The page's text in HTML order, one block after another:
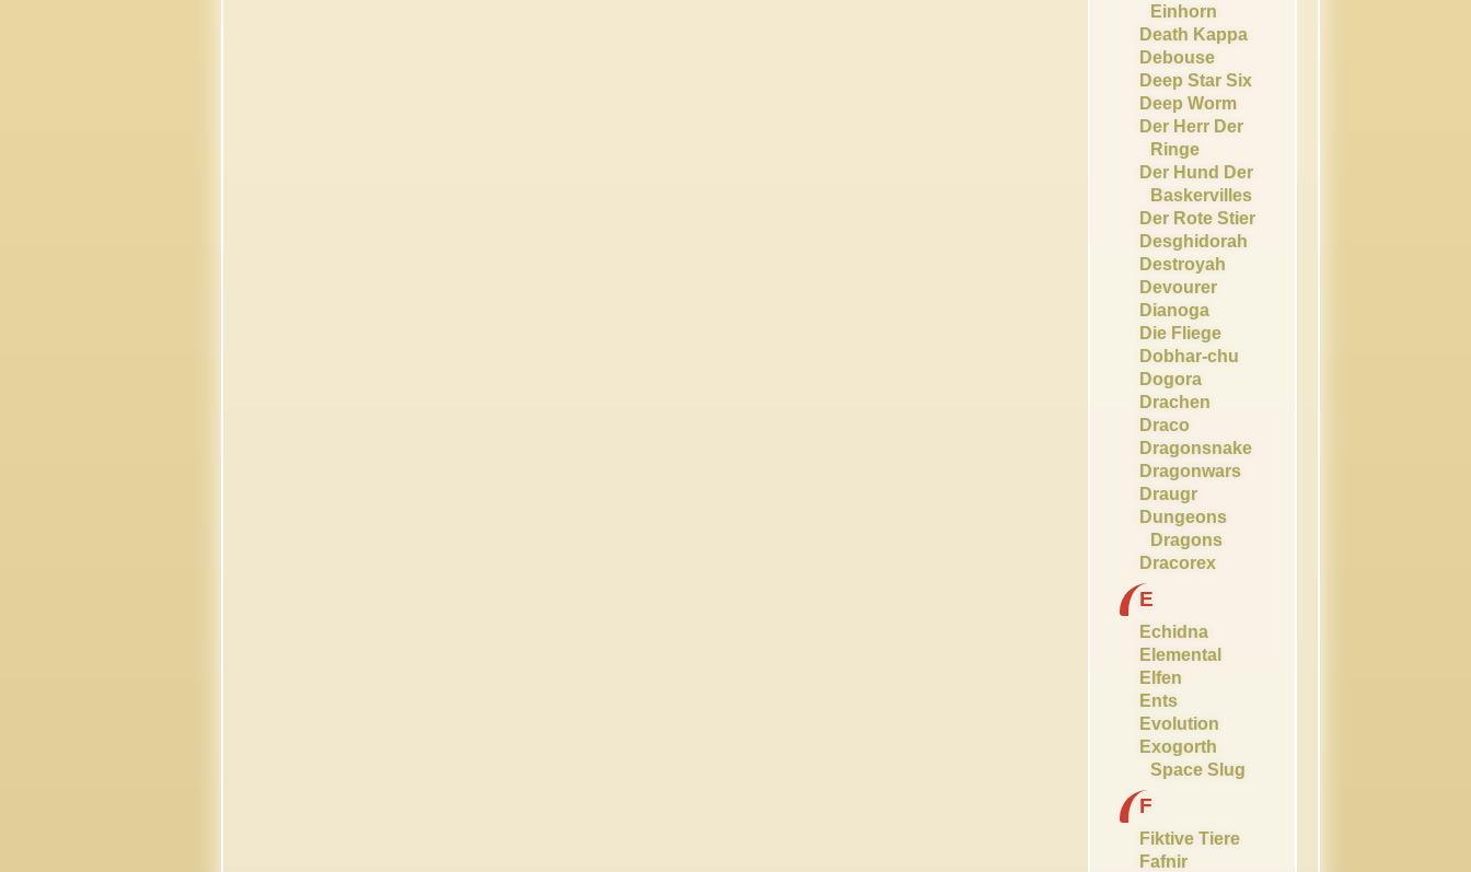
Einhorn
Death Kappa
Debouse
Deep Star Six
Deep Worm
Der Herr Der
Ringe
Der Hund Der
Baskervilles
Der Rote Stier
Desghidorah
Destroyah
Devourer
Dianoga
Die Fliege
Dobhar-chu
Dogora
Drachen
Draco
Dragonsnake
Dragonwars
Draugr
Dungeons
Dragons
Dracorex
E
Echidna
Elemental
Elfen
Ents
Evolution
Exogorth
Space Slug
F
Fiktive Tiere
Fafnir